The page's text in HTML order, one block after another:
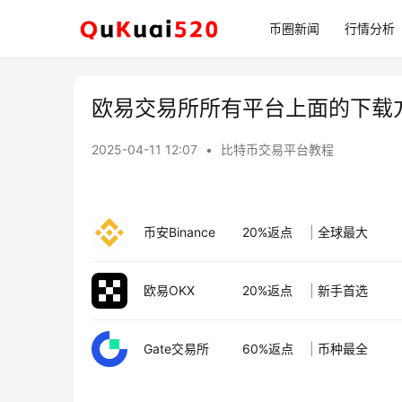
币圈新闻 行情分析
欧易交易所所有平台上面的下载
2025-04-11 12:07 • 比特币交易平台教程
币安Binance 20%返点 全球最大
欧易OKX 20%返点 新手首选
Gate交易所 60%返点 币种最全